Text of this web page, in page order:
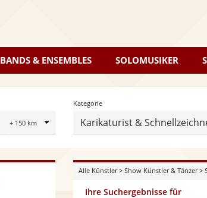
BANDS & ENSEMBLES SOLOMUSIKER
Ort
Events
festlegen
Kategorie
Karikaturist &
Alle Künstler> Show Künstler & Tänzer>
Ihre Suchergebnisse für